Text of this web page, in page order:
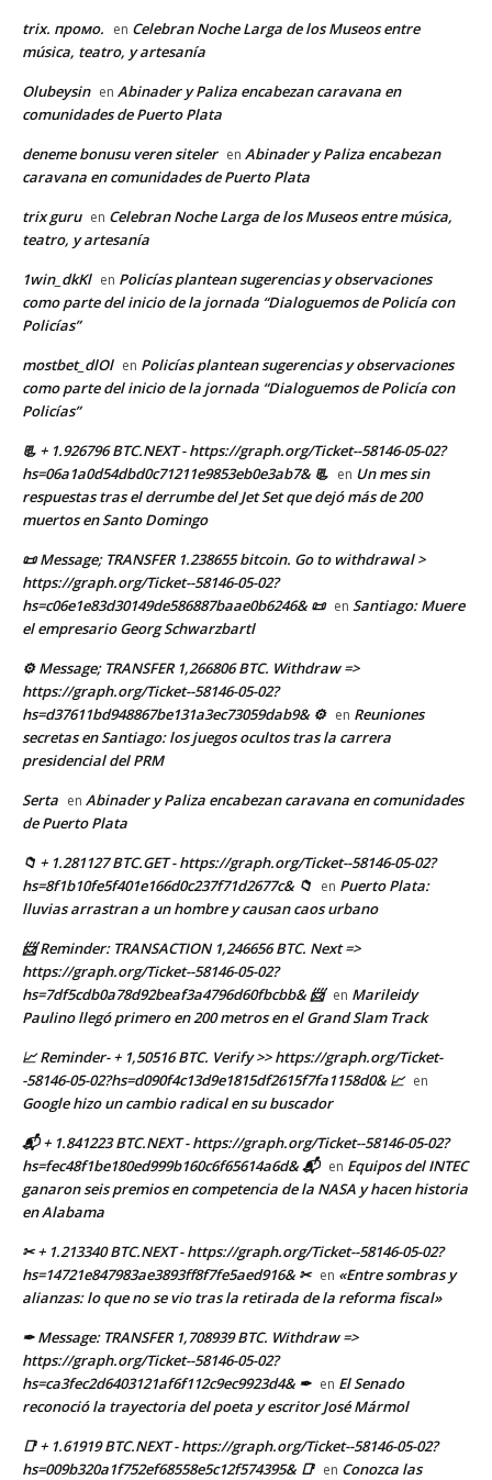
trix. промо. en Celebran Noche Larga de los Museos entre
música, teatro, y artesanía
Olubeysin en Abinader y Paliza encabezan caravana en
comunidades de Puerto Plata
deneme bonusu veren siteler en Abinader y Paliza encabezan
caravana en comunidades de Puerto Plata
trix guru en Celebran Noche Larga de los Museos entre música,
teatro, y artesanía
1win_dkKl en Policías plantean sugerencias y observaciones
como parte del inicio de la jornada “Dialoguemos de Policía con
Policías”
mostbet_dlOl en Policías plantean sugerencias y observaciones
como parte del inicio de la jornada “Dialoguemos de Policía con
Policías”
📃 + 1.926796 BTC.NEXT - https://graph.org/Ticket--58146-05-02?
hs=06a1a0d54dbd0c71211e9853eb0e3ab7& 📃 en Un mes sin
respuestas tras el derrumbe del Jet Set que dejó más de 200
muertos en Santo Domingo
📜 Message; TRANSFER 1.238655 bitcoin. Go to withdrawal >
https://graph.org/Ticket--58146-05-02?
hs=c06e1e83d30149de586887baae0b6246& 📜 en Santiago: Muere
el empresario Georg Schwarzbartl
⚙ Message; TRANSFER 1,266806 BTC. Withdraw =>
https://graph.org/Ticket--58146-05-02?
hs=d37611bd948867be131a3ec73059dab9& ⚙ en Reuniones
secretas en Santiago: los juegos ocultos tras la carrera
presidencial del PRM
Serta en Abinader y Paliza encabezan caravana en comunidades
de Puerto Plata
📁 + 1.281127 BTC.GET - https://graph.org/Ticket--58146-05-02?
hs=8f1b10fe5f401e166d0c237f71d2677c& 📁 en Puerto Plata:
lluvias arrastran a un hombre y causan caos urbano
📨 Reminder: TRANSACTION 1,246656 BTC. Next =>
https://graph.org/Ticket--58146-05-02?
hs=7df5cdb0a78d92beaf3a4796d60fbcbb& 📨 en Marileidy
Paulino llegó primero en 200 metros en el Grand Slam Track
📈 Reminder- + 1,50516 BTC. Verify >> https://graph.org/Ticket-
-58146-05-02?hs=d090f4c13d9e1815df2615f7fa1158d0& 📈 en
Google hizo un cambio radical en su buscador
📬 + 1.841223 BTC.NEXT - https://graph.org/Ticket--58146-05-02?
hs=fec48f1be180ed999b160c6f65614a6d& 📬 en Equipos del INTEC
ganaron seis premios en competencia de la NASA y hacen historia
en Alabama
✂ + 1.213340 BTC.NEXT - https://graph.org/Ticket--58146-05-02?
hs=14721e847983ae3893ff8f7fe5aed916& ✂ en «Entre sombras y
alianzas: lo que no se vio tras la retirada de la reforma fiscal»
✒ Message: TRANSFER 1,708939 BTC. Withdraw =>
https://graph.org/Ticket--58146-05-02?
hs=ca3fec2d6403121af6f112c9ec9923d4& ✒ en El Senado
reconoció la trayectoria del poeta y escritor José Mármol
📑 + 1.61919 BTC.NEXT - https://graph.org/Ticket--58146-05-02?
hs=009b320a1f752ef68558e5c12f574395& 📑 en Conozca las